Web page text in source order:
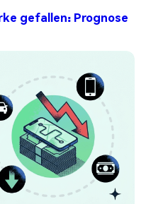
gefallen: Prognose